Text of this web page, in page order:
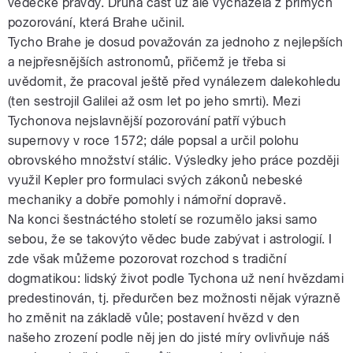
pozorování, která Brahe učinil.
Tycho Brahe je dosud považován za jednoho z nejlepších
a nejpřesnějších astronomů, přičemž je třeba si
uvědomit, že pracoval ještě před vynálezem dalekohledu
(ten sestrojil Galilei až osm let po jeho smrti). Mezi
Tychonova nejslavnější pozorování patří výbuch
supernovy v roce 1572; dále popsal a určil polohu
obrovského množství stálic. Výsledky jeho práce později
využil Kepler pro formulaci svých zákonů nebeské
mechaniky a dobře pomohly i námořní dopravě.
Na konci šestnáctého století se rozumělo jaksi samo
sebou, že se takovýto vědec bude zabývat i astrologií. I
zde však můžeme pozorovat rozchod s tradiční
dogmatikou: lidský život podle Tychona už není hvězdami
predestinován, tj. předurčen bez možnosti nějak výrazně
ho změnit na základě vůle; postavení hvězd v den
našeho zrození podle něj jen do jisté míry ovlivňuje náš